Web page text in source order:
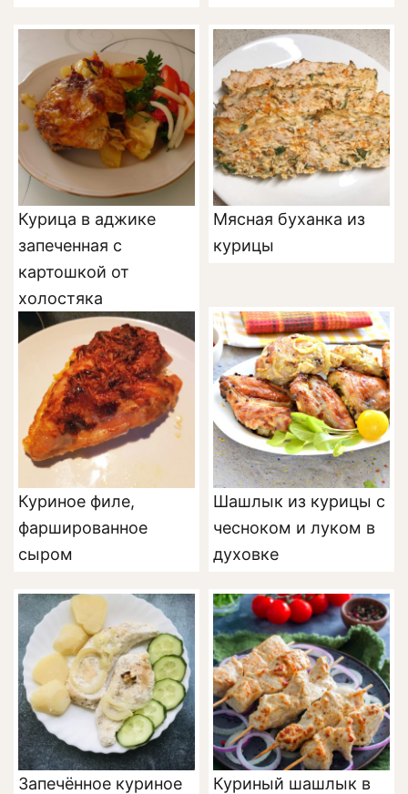
Курица в аджике
запеченная с
картошкой от
холостяка
Мясная буханка из
курицы
Куриное филе,
фаршированное
сыром
Шашлык из курицы с
чесноком и луком в
духовке
Запечённое куриное
Куриный шашлык в